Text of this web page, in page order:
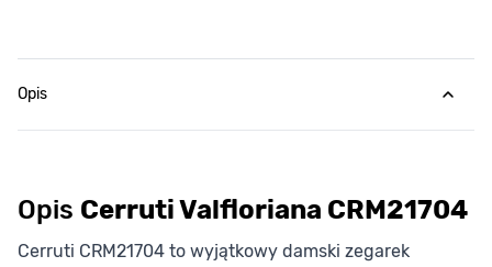
Opis
Opis Cerruti Valfloriana CRM21704
Cerruti CRM21704 to wyjątkowy damski zegarek